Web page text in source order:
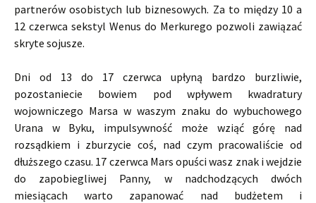
partnerów osobistych lub biznesowych. Za to między 10 a
12 czerwca sekstyl Wenus do Merkurego pozwoli zawiązać
skryte sojusze.
Dni od 13 do 17 czerwca upłyną bardzo burzliwie,
pozostaniecie bowiem pod wpływem kwadratury
wojowniczego Marsa w waszym znaku do wybuchowego
Urana w Byku, impulsywność może wziąć górę nad
rozsądkiem i zburzycie coś, nad czym pracowaliście od
dłuższego czasu. 17 czerwca Mars opuści wasz znak i wejdzie
do zapobiegliwej Panny, w nadchodzących dwóch
miesiącach warto zapanować nad budżetem i